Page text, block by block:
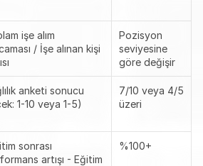
işe alım
/ İşe alınan kişi
Pozisyon
seviyesine
göre değişir
anketi sonucu
1-10 veya 1-5)
7/10 veya 4/5
üzeri
sonrası
artışı - Eğitim
%100+